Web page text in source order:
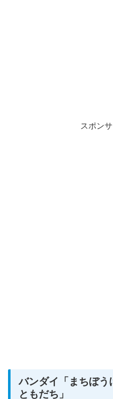
スポン
バンダイ 「まちぼ
ともだち」